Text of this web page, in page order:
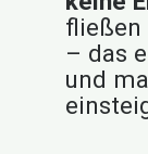
fließen
– das
und